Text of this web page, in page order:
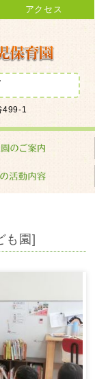
園 学校
アクセス
499-1
も園]